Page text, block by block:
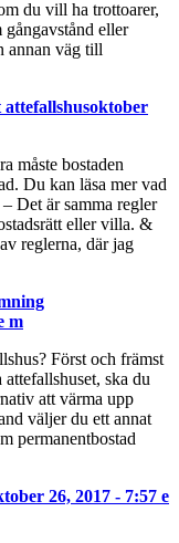
du vill ha trottoarer,
eller
annan väg till
oktober
måste bostaden
Du kan läsa mer vad
Det är samma regler
eller villa. &
reglerna, där jag
m
Först och främst
ska du
att värma upp
väljer du ett annat
permanentbostad
26, 2017 - 7:57 e